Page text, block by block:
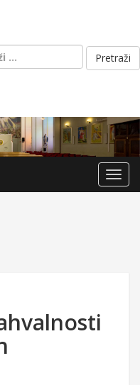
Pretraži: